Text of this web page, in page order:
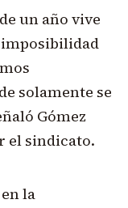
un año vive
solamente se
Gómez
el sindicato.
la